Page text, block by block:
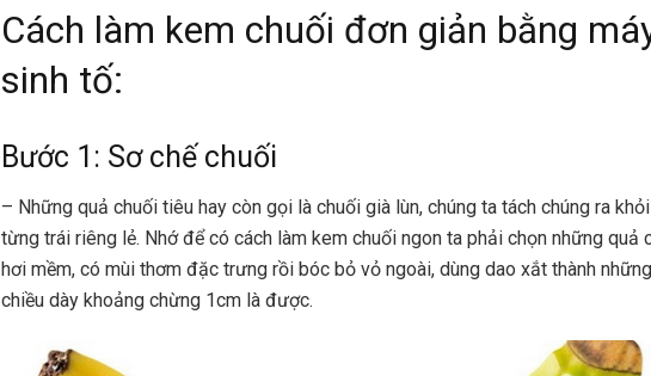
Cách làm kem chuối đơn giản bằng
sinh tố:
Bước 1: Sơ chế chuối
– Những quả chuối tiêu hay còn gọi là chuối già lùn, chúng ta tách chúng ra
từng trái riêng lẻ. Nhớ để có cách làm kem chuối ngon ta phải chọn những quả
hơi mềm, có mùi thơm đặc trưng rồi bóc bỏ vỏ ngoài, dùng dao xắt thành
chiều dày khoảng chừng 1cm là được.